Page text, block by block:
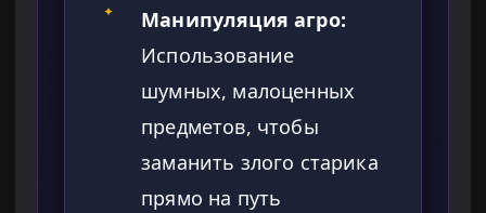
✦
Манипуляция агро:
Использование
шумных, малоценных
предметов, чтобы
заманить злого старика
прямо на путь